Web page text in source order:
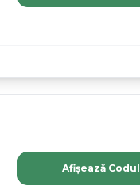
Afișează Codul